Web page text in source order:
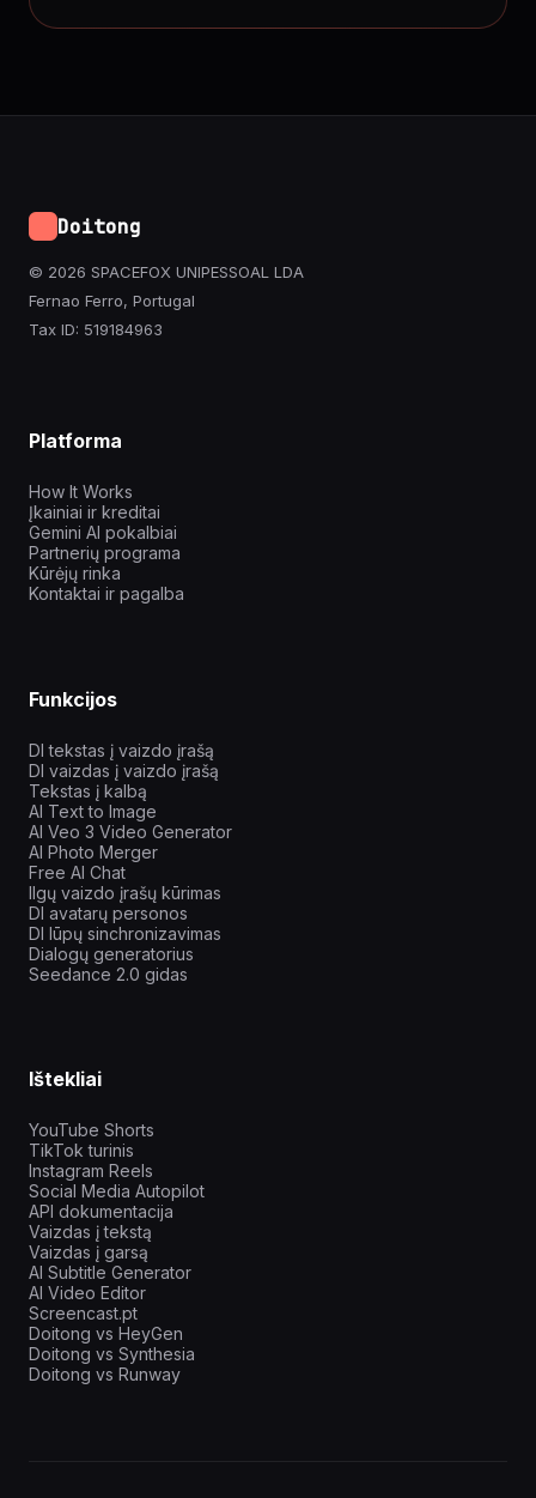
Doitong
© 2026 SPACEFOX UNIPESSOAL LDA
Fernao Ferro, Portugal
Tax ID: 519184963
Platforma
How It Works
Įkainiai ir kreditai
Gemini AI pokalbiai
Partnerių programa
Kūrėjų rinka
Kontaktai ir pagalba
Funkcijos
DI tekstas į vaizdo įrašą
DI vaizdas į vaizdo įrašą
Tekstas į kalbą
AI Text to Image
AI Veo 3 Video Generator
AI Photo Merger
Free AI Chat
Ilgų vaizdo įrašų kūrimas
DI avatarų personos
DI lūpų sinchronizavimas
Dialogų generatorius
Seedance 2.0 gidas
Ištekliai
YouTube Shorts
TikTok turinis
Instagram Reels
Social Media Autopilot
API dokumentacija
Vaizdas į tekstą
Vaizdas į garsą
AI Subtitle Generator
AI Video Editor
Screencast.pt
Doitong vs HeyGen
Doitong vs Synthesia
Doitong vs Runway